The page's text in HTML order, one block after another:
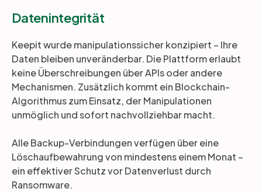
Datenintegrität
Keepit wurde manipulationssicher konzipiert – Ihre
Daten bleiben unveränderbar. Die Plattform erlaubt
keine Überschreibungen über APIs oder andere
Mechanismen. Zusätzlich kommt ein Blockchain-
Algorithmus zum Einsatz, der Manipulationen
unmöglich und sofort nachvollziehbar macht.
Alle Backup-Verbindungen verfügen über eine
Löschaufbewahrung von mindestens einem Monat –
ein effektiver Schutz vor Datenverlust durch
Ransomware.